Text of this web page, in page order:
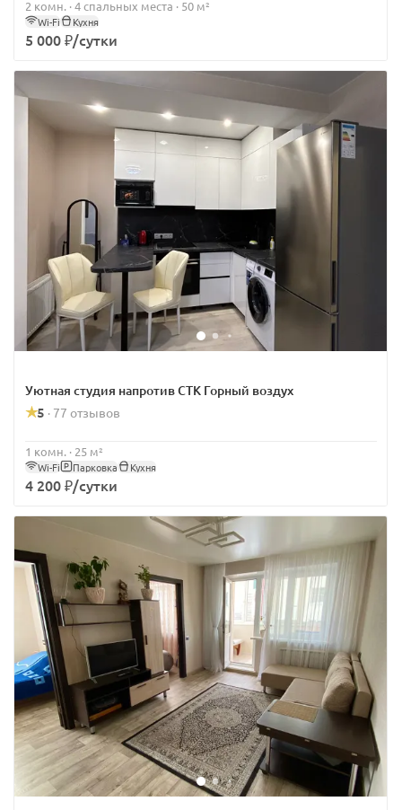
2 комн. · 4 спальных места · 50 м²
Wi-Fi Кухня
5 000 ₽/сутки
Уютная студия напротив СТК Горный воздух
5 · 77 отзывов
1 комн. · 25 м²
Wi-Fi Парковка Кухня
4 200 ₽/сутки